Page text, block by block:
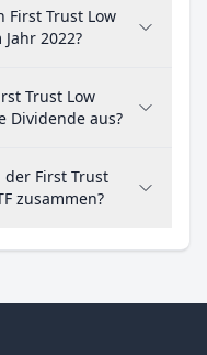
First Trust Low
2022?
Trust Low
Dividende aus?
der First Trust
zusammen?